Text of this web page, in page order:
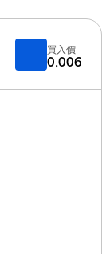
買入價
0.006